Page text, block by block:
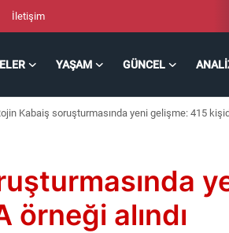
İletişim
YAŞAM GÜNCEL
Kabaiş soruşturmasında yeni gelişme: 415
örneği alındı